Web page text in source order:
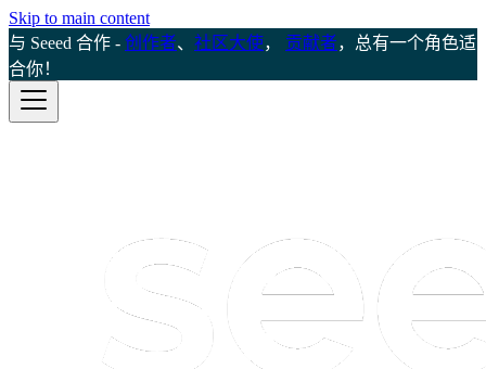
Skip to main content
与 Seeed 合作 - 创作者、 社区大使， 贡献者，总有一个角色适
合你！